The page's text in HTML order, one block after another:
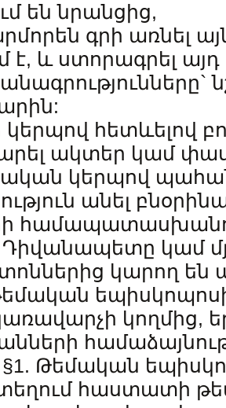
են նրանցից,
գրի առնել
և ստորագրել այդ
հետևելով
ակտեր կամ
կերպով
անել
Դիվանապետը կամ
կարող են
կողմից,
§1. Թեմական
հաստատի